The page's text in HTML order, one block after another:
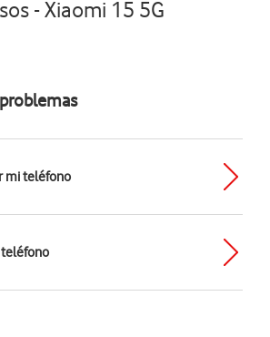
- Xiaomi 15 5G
mi teléfono
teléfono